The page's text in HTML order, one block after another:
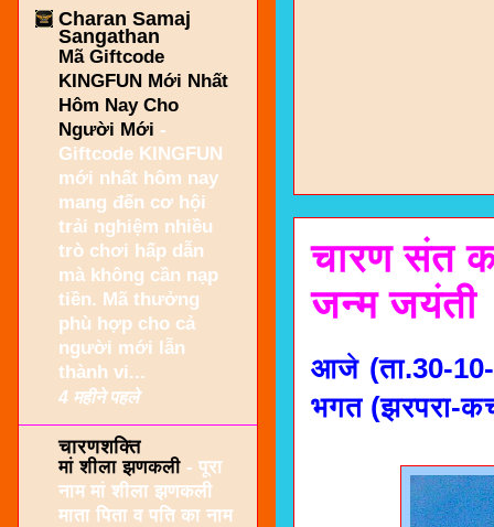
चारण संत
जन्म जयंती
आजे (ता.30-
भगत (झरपरा-
Charan Samaj
Sangathan
Mã Giftcode
KINGFUN Mới Nhất
Hôm Nay Cho
Người Mới -
Giftcode KINGFUN
mới nhất hôm nay
mang đến cơ hội
trải nghiệm nhiều
trò chơi hấp dẫn
mà không cần nạp
tiền. Mã thưởng
phù hợp cho cả
người mới lẫn
thành vi...
4 महीने पहले
चारणशक्ति
मां शीला झणकली - पूरा
नाम मां शीला झणकली
माता पिता व पति का नाम